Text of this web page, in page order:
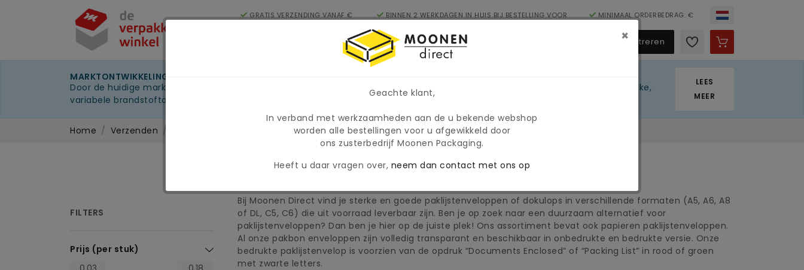
GRATIS VERZENDING VANAF €
BINNEN 2 WERKDAGEN IN HUIS BIJ BESTELLING VOOR
17U
MINIMAAL ORDERBEDRAG: €
NL
Inloggen / Registreren
MARKTONTWIKKELINGEN 2026
Door de huidige marktomstandigheden kunnen prijzen en beschikbaarheid tijdelijk wijzigen. Wij hanteren momenteel een tijdelijke,
variabele brandstoftoeslag
LEES
MEER
Home Verzenden Paklijstenveloppen
FILTERS
Prijs (per stuk)
Bij Moonen Direct vind je sterke en goede paklijstenveloppen of dokulops in verschillende formaten (A5, A6, A8
of DL, C5, C6) die uit voorraad leverbaar zijn. Ben je op zoek naar een duurzaam alternatief voor
paklijstenveloppen? Dan ben je hier op de juiste plek! Ons assortiment bevat ook papieren paklijstenveloppen.
Al onze pakbon enveloppen zijn volledig transparant en beschikbaar in onbedrukte en bedrukte versie. Onze
bedrukte paklijstenvelop is voorzien van de opdruk “Documents Enclosed” of “Packing List” in rood of groen
met zwarte letters.
×
Geachte klant,
In verband met werkzaamheden aan de u bekende webshop
worden alle bestellingen voor u afgewikkeld door
ons zusterbedrijf Moonen Packaging.
Heeft u daar vragen over, neem dan contact met ons op